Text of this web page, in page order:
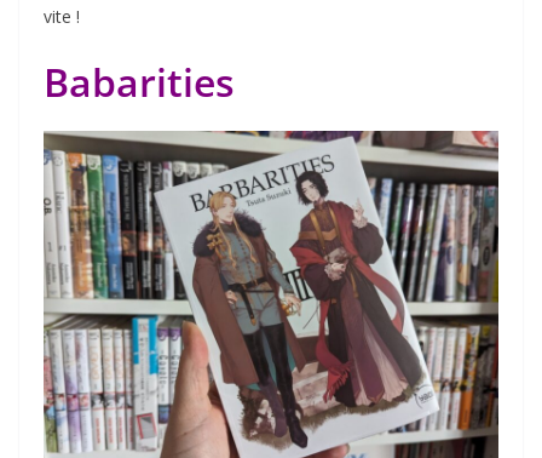
vite !
Babarities